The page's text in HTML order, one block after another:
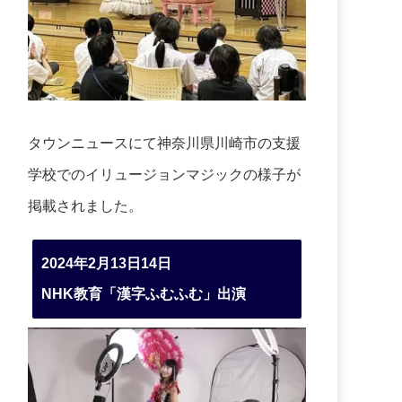
タウンニュースにて神奈川県川崎市の支援
学校でのイリュージョンマジックの様子が
掲載されました。
2024年2月13日14日
NHK教育「漢字ふむふむ」出演